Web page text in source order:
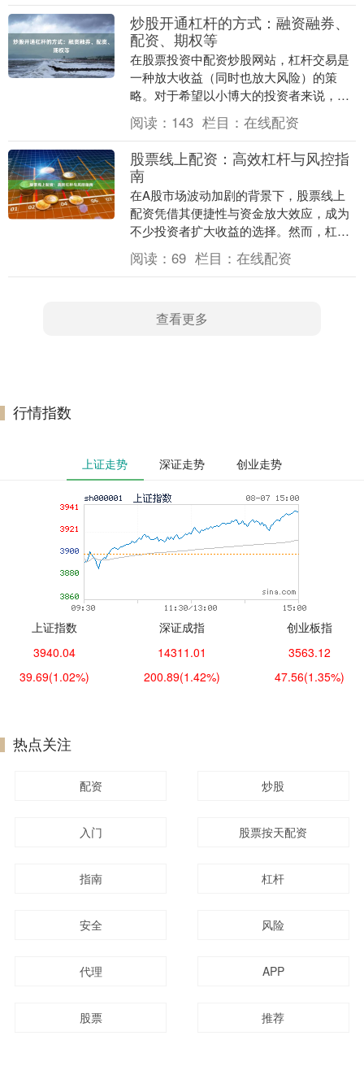
炒股开通杠杆的方式：融资融券、
配资、期权等
在股票投资中配资炒股网站，杠杆交易是
一种放大收益（同时也放大风险）的策
略。对于希望以小博大的投资者来说，了
解如何合规开通杠杆至关重要。目前市场
上主流的杠杆方式包....
阅读： 143 栏目： 在线配资
股票线上配资：高效杠杆与风控指
南
在A股市场波动加剧的背景下，股票线上
配资凭借其便捷性与资金放大效应，成为
不少投资者扩大收益的选择。然而，杠杆
是一把双刃剑，既能放大盈利，也可能加
剧亏损。本文将系....
阅读： 69 栏目： 在线配资
查看更多
行情指数
上证走势 深证走势 创业走势
上证指数
3940.04
39.69(1.02%)
深证成指
14311.01
200.89(1.42%)
创业板指
3563.12
47.56(1.35%)
热点关注
配资 炒股
入门 股票按天配资
指南 杠杆
安全 风险
代理 APP
股票 推荐